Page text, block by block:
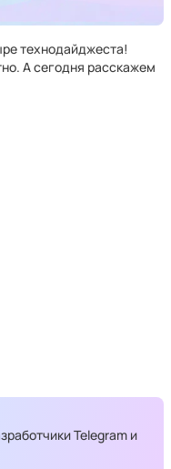
технодайджеста!
А сегодня расскажем
Telegram и